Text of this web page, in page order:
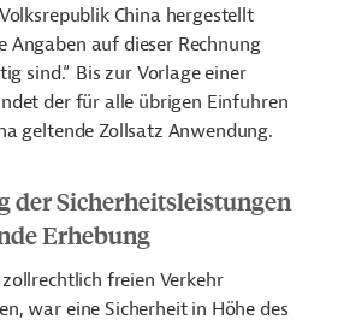
China hergestellt
Angaben auf dieser Rechnung
sind.“ Bis zur Vorlage einer
der für alle übrigen Einfuhren
geltende Zollsatz Anwendung.
der Sicherheitsleistungen
Erhebung
freien Verkehr
war eine Sicherheit in Höhe des